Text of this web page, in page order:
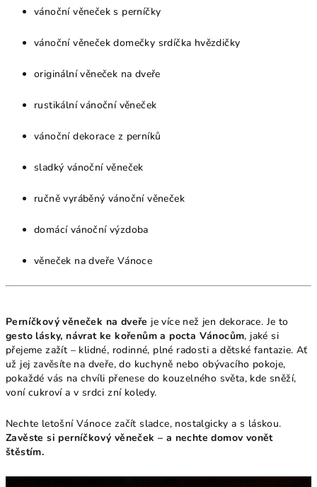
vánoční věneček s perníčky
vánoční věneček domečky srdíčka hvězdičky
originální věneček na dveře
rustikální vánoční věneček
vánoční dekorace z perníků
sladký vánoční věneček
ručně vyráběný vánoční věneček
domácí vánoční výzdoba
věneček na dveře Vánoce
Perníčkový věneček na dveře je více než jen dekorace. Je to
gesto lásky, návrat ke kořenům a pocta Vánocům, jaké si
přejeme zažít – klidné, rodinné, plné radosti a dětské fantazie. Ať
už jej zavěsíte na dveře, do kuchyně nebo obývacího pokoje,
pokaždé vás na chvíli přenese do kouzelného světa, kde sněží,
voní cukroví a v srdci zní koledy.
Nechte letošní Vánoce začít sladce, nostalgicky a s láskou.
Zavěste si perníčkový věneček – a nechte domov vonět
štěstím.